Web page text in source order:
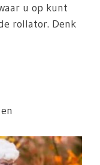
u op kunt
rollator. Denk